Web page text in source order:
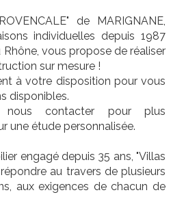
de MARIGNANE,
individuelles depuis 1987
vous propose de réaliser
sur mesure !
à votre disposition pour vous
disponibles.
contacter pour plus
une étude personnalisée.
engagé depuis 35 ans, "Villas
au travers de plusieurs
aux exigences de chacun de